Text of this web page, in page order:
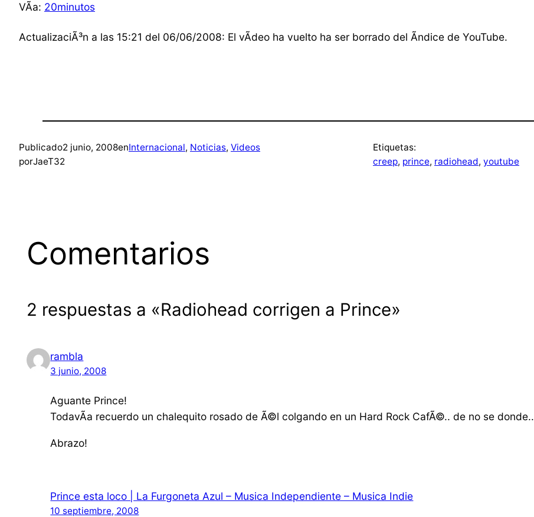
VÃ­a: 20minutos
ActualizaciÃ³n a las 15:21 del 06/06/2008: El vÃ­deo ha vuelto ha ser borrado del Ã­ndice de YouTube.
Publicado2 junio, 2008enInternacional, Noticias, Videos
porJaeT32
Etiquetas:
creep, prince, radiohead, youtube
Comentarios
2 respuestas a «Radiohead corrigen a Prince»
rambla
3 junio, 2008
Aguante Prince!
TodavÃ­a recuerdo un chalequito rosado de Ã©l colgando en un Hard Rock CafÃ©.. de no se donde..
Abrazo!
Prince esta loco | La Furgoneta Azul – Musica Independiente – Musica Indie
10 septiembre, 2008